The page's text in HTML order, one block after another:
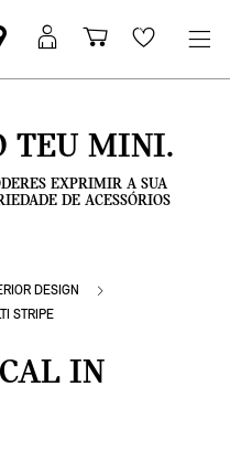
Iniciar
sessão
Carrinho
de
Wishlist
TEU MINI.
EXPRIMIR A SUA
DE ACESSÓRIOS
DESIGN
STRIPE
IN